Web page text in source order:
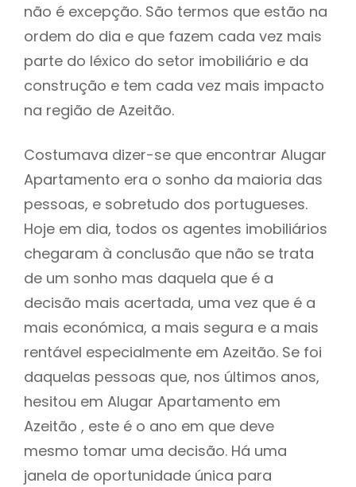
não é excepção. São termos que estão na
ordem do dia e que fazem cada vez mais
parte do léxico do setor imobiliário e da
construção e tem cada vez mais impacto
na região de Azeitão.
Costumava dizer-se que encontrar Alugar
Apartamento era o sonho da maioria das
pessoas, e sobretudo dos portugueses.
Hoje em dia, todos os agentes imobiliários
chegaram à conclusão que não se trata
de um sonho mas daquela que é a
decisão mais acertada, uma vez que é a
mais económica, a mais segura e a mais
rentável especialmente em Azeitão. Se foi
daquelas pessoas que, nos últimos anos,
hesitou em Alugar Apartamento em
Azeitão , este é o ano em que deve
mesmo tomar uma decisão. Há uma
janela de oportunidade única para